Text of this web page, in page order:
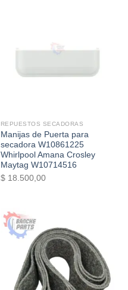
REPUESTOS SECADORAS
Manijas de Puerta para
secadora W10861225
Whirlpool Amana Crosley
Maytag W10714516
$18.500,00